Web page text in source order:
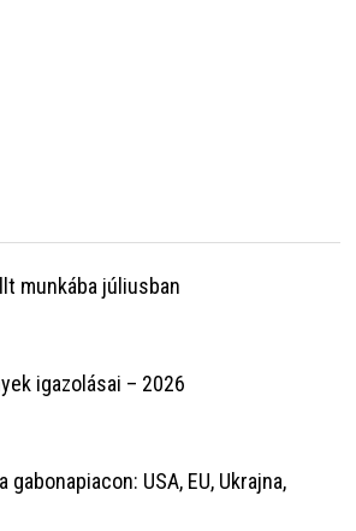
munkába júliusban
igazolásai – 2026
USA, EU, Ukrajna,